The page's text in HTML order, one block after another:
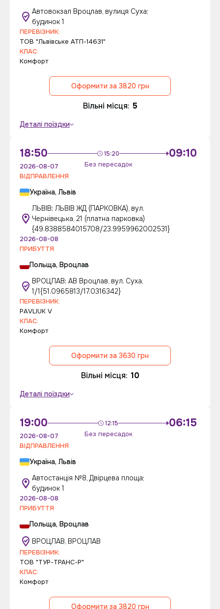
Автовокзал Вроцлав, вулиця Суха;
будинок 1
ПЕРЕВІЗНИК:
ТОВ "Львівське АТП-14631"
КЛАС:
Комфорт
Оформити за 3820 грн
Вільні місця: 5
Деталі поїздки
18:50 15:20
Без пересадок
09:10
2026-08-07
ВІДПРАВЛЕННЯ
Україна, Львів
ЛЬВІВ: ЛЬВІВ ЖД (ПАРКОВКА), вул.
Чернівецька, 21 (платна парковка)
{49.8388584015708/23.9959962002531}
2026-08-08
ПРИБУТТЯ
Польща, Вроцлав
ВРОЦЛАВ: АВ Вроцлав, вул. Суха,
1/1{51.0965813/17.0316342}
ПЕРЕВІЗНИК:
PАVLІUК V
КЛАС:
Комфорт
Оформити за 3630 грн
Вільні місця: 10
Деталі поїздки
19:00 12:15
Без пересадок
06:15
2026-08-07
ВІДПРАВЛЕННЯ
Україна, Львів
Автостанція №8, Двірцева площа;
будинок 1
2026-08-08
ПРИБУТТЯ
Польща, Вроцлав
ВРОЦЛАВ, ВРОЦЛАВ
ПЕРЕВІЗНИК:
ТОВ "ТУР-ТРАНС-Р"
КЛАС:
Комфорт
Оформити за 3820 грн